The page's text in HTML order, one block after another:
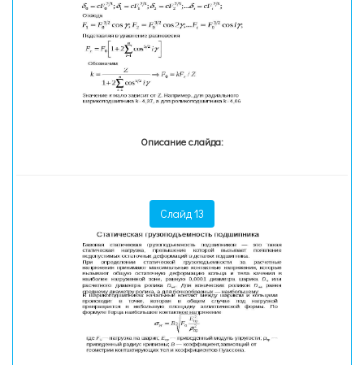
Описание слайда:
Слайд 13